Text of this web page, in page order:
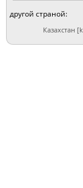
другой страной:
Казахстан